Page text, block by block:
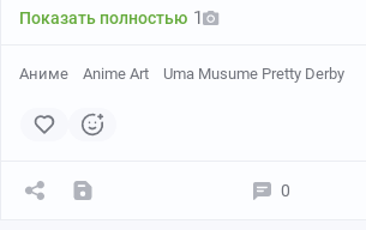
Показать полностью 1
Аниме Anime Art Uma Musume Pretty Derby
0